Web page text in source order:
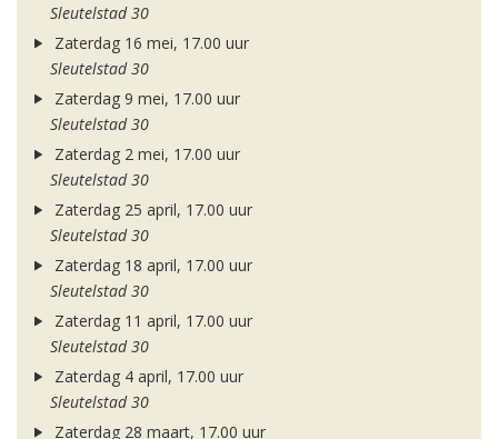
Sleutelstad 30
Zaterdag 16 mei, 17.00 uur
Sleutelstad 30
Zaterdag 9 mei, 17.00 uur
Sleutelstad 30
Zaterdag 2 mei, 17.00 uur
Sleutelstad 30
Zaterdag 25 april, 17.00 uur
Sleutelstad 30
Zaterdag 18 april, 17.00 uur
Sleutelstad 30
Zaterdag 11 april, 17.00 uur
Sleutelstad 30
Zaterdag 4 april, 17.00 uur
Sleutelstad 30
Zaterdag 28 maart, 17.00 uur